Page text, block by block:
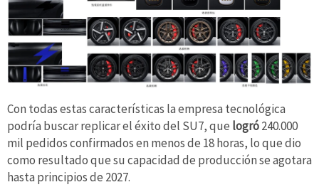
Con todas estas características la empresa tecnológica
podría buscar replicar el éxito del SU7, que logró240.000
mil pedidos confirmados en menos de 18 horas, lo que dio
como resultado que su capacidad de producción se agotara
hasta principios de 2027.